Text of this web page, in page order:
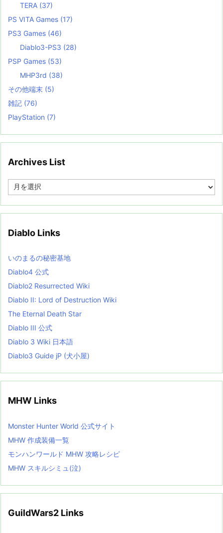
TERA (37)
PS VITA Games (17)
PS3 Games (46)
Diablo3-PS3 (28)
PSP Games (53)
MHP3rd (38)
その他端末 (5)
雑記 (76)
PlayStation (7)
Archives List
e
i
s
t
Diablo Links
いのまるの秘密基地
Diablo4 公式
Diablo2 Resurrected Wiki
Diablo II: Lord of Destruction Wiki
The Eternal Death Star
Diablo III 公式
Diablo 3 Wiki 日本語
Diablo3 Guide jP (犬小屋)
MHW Links
Monster Hunter World 公式サイト
MHW 作成装備一覧
モンハンワールド MHW 攻略レシピ
MHW スキルシミュ(泣)
GuildWars2 Links